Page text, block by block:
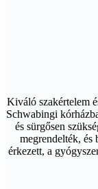
Kiváló szakértelem
Schwabingi
és sürgősen
megrendelték, és
érkezett, a